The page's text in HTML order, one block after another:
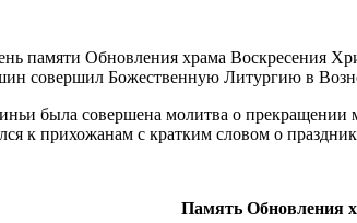
памяти Обновления храма Воскресения
совершил Божественную Литургию в
была совершена молитва о
к прихожанам с кратким словом о
Память Обновления